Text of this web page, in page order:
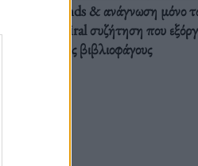
BookTok trends & ανάγνωση μόνο
Η viral συζήτηση που
τους βιβλιοφάγους